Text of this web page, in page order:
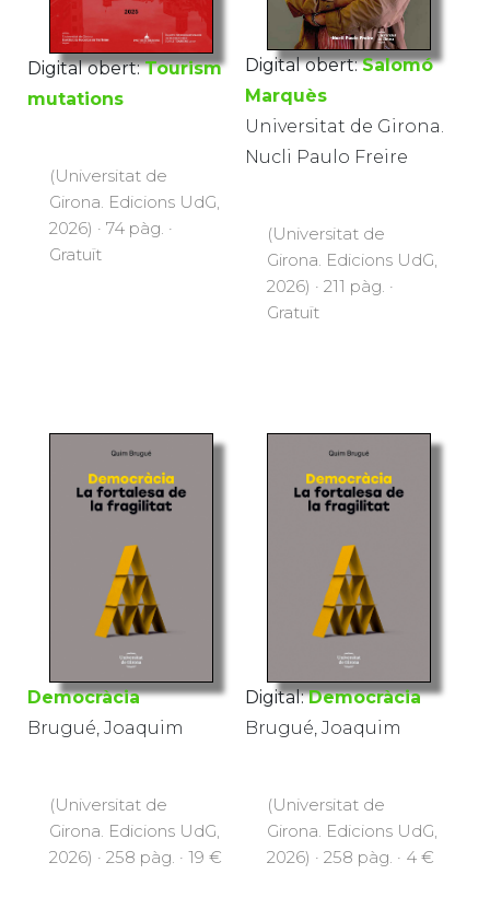
Digital obert: Tourism
mutations
(Universitat de
Girona. Edicions UdG,
2026) · 74 pàg. ·
Gratuït
Digital obert: Salomó
Marquès
Universitat de Girona.
Nucli Paulo Freire
(Universitat de
Girona. Edicions UdG,
2026) · 211 pàg. ·
Gratuït
Democràcia
Brugué, Joaquim
(Universitat de
Girona. Edicions UdG,
2026) · 258 pàg. · 19 €
Digital: Democràcia
Brugué, Joaquim
(Universitat de
Girona. Edicions UdG,
2026) · 258 pàg. · 4 €